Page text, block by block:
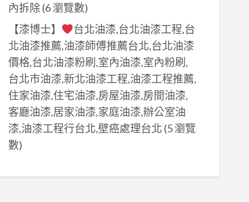
內拆除(6 瀏覽數)
【漆博士】
台北油漆,台北油漆工程,台
北油漆推薦,油漆師傅推薦台北,台北油漆
價格,台北油漆粉刷,室內油漆,室內粉刷,
台北市油漆,新北油漆工程,油漆工程推薦,
住家油漆,住宅油漆,房屋油漆,房間油漆,
客廳油漆,居家油漆,家庭油漆,辦公室油
漆,油漆工程行台北,壁癌處理台北 (5 瀏覽
數)